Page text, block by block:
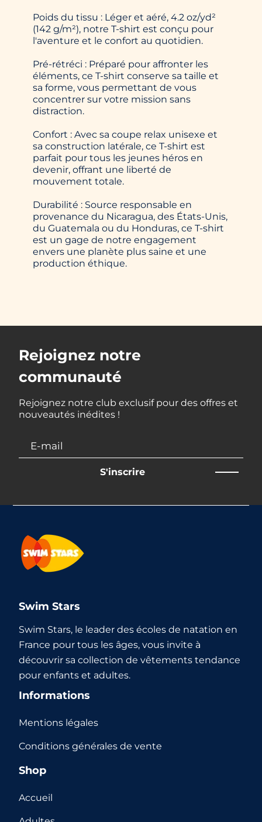
Poids du tissu : Léger et aéré, 4.2 oz/yd²
(142 g/m²), notre T-shirt est conçu pour
l'aventure et le confort au quotidien.
Pré-rétréci : Préparé pour affronter les
éléments, ce T-shirt conserve sa taille et
sa forme, vous permettant de vous
concentrer sur votre mission sans
distraction.
Confort : Avec sa coupe relax unisexe et
sa construction latérale, ce T-shirt est
parfait pour tous les jeunes héros en
devenir, offrant une liberté de
mouvement totale.
Durabilité : Source responsable en
provenance du Nicaragua, des États-Unis,
du Guatemala ou du Honduras, ce T-shirt
est un gage de notre engagement
envers une planète plus saine et une
production éthique.
Rejoignez notre
communauté
Rejoignez notre club exclusif pour des offres et
nouveautés inédites !
S'inscrire
Swim Stars
Swim Stars, le leader des écoles de natation en
France pour tous les âges, vous invite à
découvrir sa collection de vêtements tendance
pour enfants et adultes.
Informations
Mentions légales
Conditions générales de vente
Shop
Accueil